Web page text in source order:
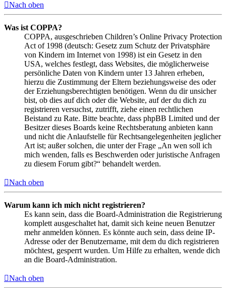
Nach oben
Was ist COPPA?
COPPA, ausgeschrieben Children’s Online Privacy Protection
Act of 1998 (deutsch: Gesetz zum Schutz der Privatsphäre
von Kindern im Internet von 1998) ist ein Gesetz in den
USA, welches festlegt, dass Websites, die möglicherweise
persönliche Daten von Kindern unter 13 Jahren erheben,
hierzu die Zustimmung der Eltern beziehungsweise des oder
der Erziehungsberechtigten benötigen. Wenn du dir unsicher
bist, ob dies auf dich oder die Website, auf der du dich zu
registrieren versuchst, zutrifft, ziehe einen rechtlichen
Beistand zu Rate. Bitte beachte, dass phpBB Limited und der
Besitzer dieses Boards keine Rechtsberatung anbieten kann
und nicht die Anlaufstelle für Rechtsangelegenheiten jeglicher
Art ist; außer solchen, die unter der Frage „An wen soll ich
mich wenden, falls es Beschwerden oder juristische Anfragen
zu diesem Forum gibt?“ behandelt werden.
Nach oben
Warum kann ich mich nicht registrieren?
Es kann sein, dass die Board-Administration die Registrierung
komplett ausgeschaltet hat, damit sich keine neuen Benutzer
mehr anmelden können. Es könnte auch sein, dass deine IP-
Adresse oder der Benutzername, mit dem du dich registrieren
möchtest, gesperrt wurden. Um Hilfe zu erhalten, wende dich
an die Board-Administration.
Nach oben